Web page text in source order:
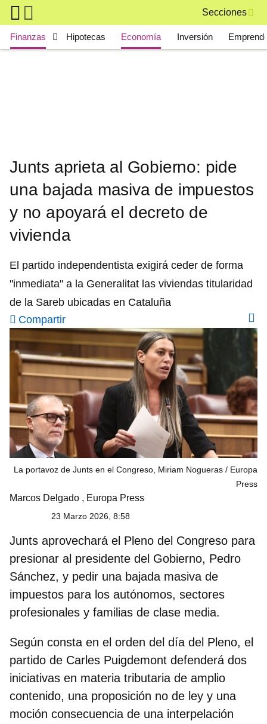
Skip to main content
Secciones
Main navigation
Finanzas Hipotecas Economía Inversión
Junts aprieta al Gobierno: pide
una bajada masiva de impuestos
y no apoyará el decreto de
vivienda
El partido independentista exigirá ceder de forma
"inmediata" a la Generalitat las viviendas titularidad
de la Sareb ubicadas en Cataluña
Compartir
La portavoz de Junts en el Congreso, Miriam Nogueras
Europa
Press
Marcos Delgado , Europa Press
23 Marzo 2026, 8:58
Junts aprovechará el Pleno del Congreso para
presionar al presidente del Gobierno, Pedro
Sánchez, y pedir una bajada masiva de
impuestos para los autónomos, sectores
profesionales y familias de clase media.
Según consta en el orden del día del Pleno, el
partido de Carles Puigdemont defenderá dos
iniciativas en materia tributaria de amplio
contenido, una proposición no de ley y una
moción consecuencia de una interpelación